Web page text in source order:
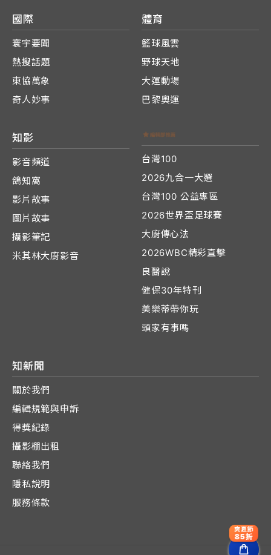
國際
寰宇要聞
熱搜話題
東協萬象
奇人妙事
體育
籃球風雲
野球天地
大運動場
巴黎奧運
知影
影音頻道
鴿知窩
影片故事
圖片故事
攝影筆記
米其林大廚影音
台灣100
2026九合一大選
台灣100 公益專區
2026世界盃足球賽
大廚傳心法
2026WBC精彩直擊
良醫說
健保30年特刊
美樂蒂帶你玩
頭家有事嗎
知新聞
關於我們
編輯規範與申訴
得獎紀錄
攝影棚出租
聯絡我們
隱私說明
服務條款
爽夏節
85折